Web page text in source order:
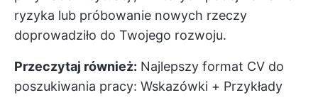
ryzyka lub próbowanie nowych rzeczy
doprowadziło do Twojego rozwoju.
Przeczytaj również: Najlepszy format CV do
poszukiwania pracy: Wskazówki + Przykłady